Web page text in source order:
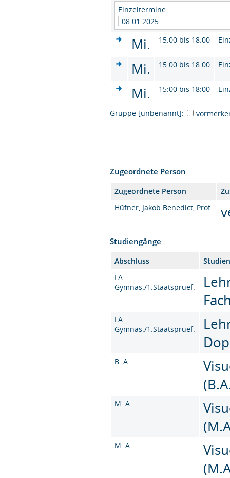
Einzeltermine:
08.01.2025
Mi. 15:00 bis 18:00
Mi. 15:00 bis 18:00
Mi. 15:00 bis 18:00
Gruppe [unbenannt]:
Zugeordnete Person
Zugeordnete Person
Hüfner, Jakob Benedict, Prof.
Studiengänge
Abschluss
LA
Gymnas./1.Staatspruef.
LA
Gymnas./1.Staatspruef.
B. A.
M. A.
M. A.